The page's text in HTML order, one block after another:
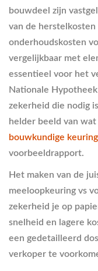
bouwdeel zijn
van de
onderhoudskosten
vergelijkbaar met
essentieel voor het
Nationale
zekerheid die nodig
helder beeld van
bouwkundige
voorbeeldrapport.
Het maken van de
meeloopkeuring vs
zekerheid je op
snelheid en lagere
een gedetailleerd
verkoper te